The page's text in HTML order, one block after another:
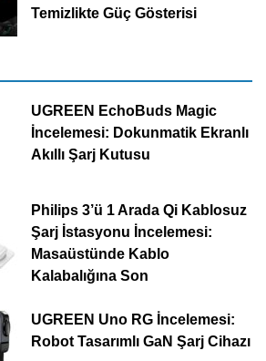
Temizlikte Güç Gösterisi
UGREEN EchoBuds Magic
İncelemesi: Dokunmatik Ekranlı
Akıllı Şarj Kutusu
Philips 3’ü 1 Arada Qi Kablosuz
Şarj İstasyonu İncelemesi:
Masaüstünde Kablo
Kalabalığına Son
UGREEN Uno RG İncelemesi:
Robot Tasarımlı GaN Şarj Cihazı